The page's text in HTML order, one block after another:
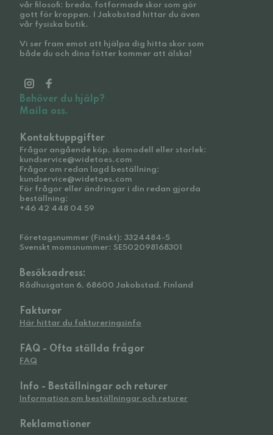
vår filosofi: breda, fotformade skor som gör
gott för kroppen. I Jakobstad hittar du även
vår fysiska butik.
Vi ser fram emot att hjälpa dig hitta skor som
både du och dina fötter kommer att älska!
Behöver du hjälp?
Maila oss.
Kontaktuppgifter
Frågor angående köp, skomodell eller storlek:
kundservice@widetoes.com
Frågor om redan lagd beställning:
kundservice@widetoes.com
För frågor eller ändringar i din redan gjorda
beställning:
+46 42 448 04 59
Företagsnummer (Finskt): 3324484-5
Svenskt momsnummer: SE502098168301
Besöksadress:
Rådhusgatan 6, 68600 Jakobstad, Finland
Fakturor
Här hittar du faktureringsinfo
FAQ - Ofta ställda frågor
FAQ
Info - Beställningar och returer
Information om beställningar och returer
Reklamationer